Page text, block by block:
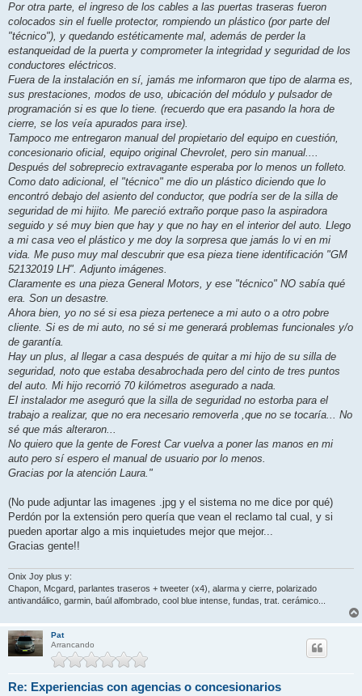
Por otra parte, el ingreso de los cables a las puertas traseras fueron
colocados sin el fuelle protector, rompiendo un plástico (por parte del
"técnico"), y quedando estéticamente mal, además de perder la
estanqueidad de la puerta y comprometer la integridad y seguridad de los
conductores eléctricos.
Fuera de la instalación en sí, jamás me informaron que tipo de alarma es,
sus prestaciones, modos de uso, ubicación del módulo y pulsador de
programación si es que lo tiene. (recuerdo que era pasando la hora de
cierre, se los veía apurados para irse).
Tampoco me entregaron manual del propietario del equipo en cuestión,
concesionario oficial, equipo original Chevrolet, pero sin manual....
Después del sobreprecio extravagante esperaba por lo menos un folleto.
Como dato adicional, el "técnico" me dio un plástico diciendo que lo
encontró debajo del asiento del conductor, que podría ser de la silla de
seguridad de mi hijito. Me pareció extraño porque paso la aspiradora
seguido y sé muy bien que hay y que no hay en el interior del auto. Llego
a mi casa veo el plástico y me doy la sorpresa que jamás lo vi en mi
vida. Me puso muy mal descubrir que esa pieza tiene identificación "GM
52132019 LH". Adjunto imágenes.
Claramente es una pieza General Motors, y ese "técnico" NO sabía qué
era. Son un desastre.
Ahora bien, yo no sé si esa pieza pertenece a mi auto o a otro pobre
cliente. Si es de mi auto, no sé si me generará problemas funcionales y/o
de garantía.
Hay un plus, al llegar a casa después de quitar a mi hijo de su silla de
seguridad, noto que estaba desabrochada pero del cinto de tres puntos
del auto. Mi hijo recorrió 70 kilómetros asegurado a nada.
El instalador me aseguró que la silla de seguridad no estorba para el
trabajo a realizar, que no era necesario removerla ,que no se tocaría... No
sé que más alteraron...
No quiero que la gente de Forest Car vuelva a poner las manos en mi
auto pero sí espero el manual de usuario por lo menos.
Gracias por la atención Laura."
(No pude adjuntar las imagenes .jpg y el sistema no me dice por qué)
Perdón por la extensión pero quería que vean el reclamo tal cual, y si
pueden aportar algo a mis inquietudes mejor que mejor...
Gracias gente!!
Onix Joy plus y:
Chapon, Mcgard, parlantes traseros + tweeter (x4), alarma y cierre, polarizado
antivandálico, garmin, baúl alfombrado, cool blue intense, fundas, trat. cerámico...
Pat
Arrancando
Re: Experiencias con agencias o concesionarios